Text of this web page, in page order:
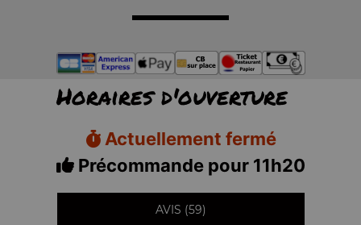
Horaires d'ouverture
Actuellement fermé
Précommande pour 11h20
AVIS (59)